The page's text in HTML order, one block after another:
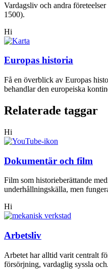
Vardagsliv och andra
1500).
Hi
Europas historia
Få en överblick av Europas
behandlar den europeiska
Relaterade taggar
Hi
Dokumentär och film
Film som historieberättande
underhållningskälla, men
Hi
Arbetsliv
Arbetet har alltid varit centralt
försörjning, vardaglig syssla